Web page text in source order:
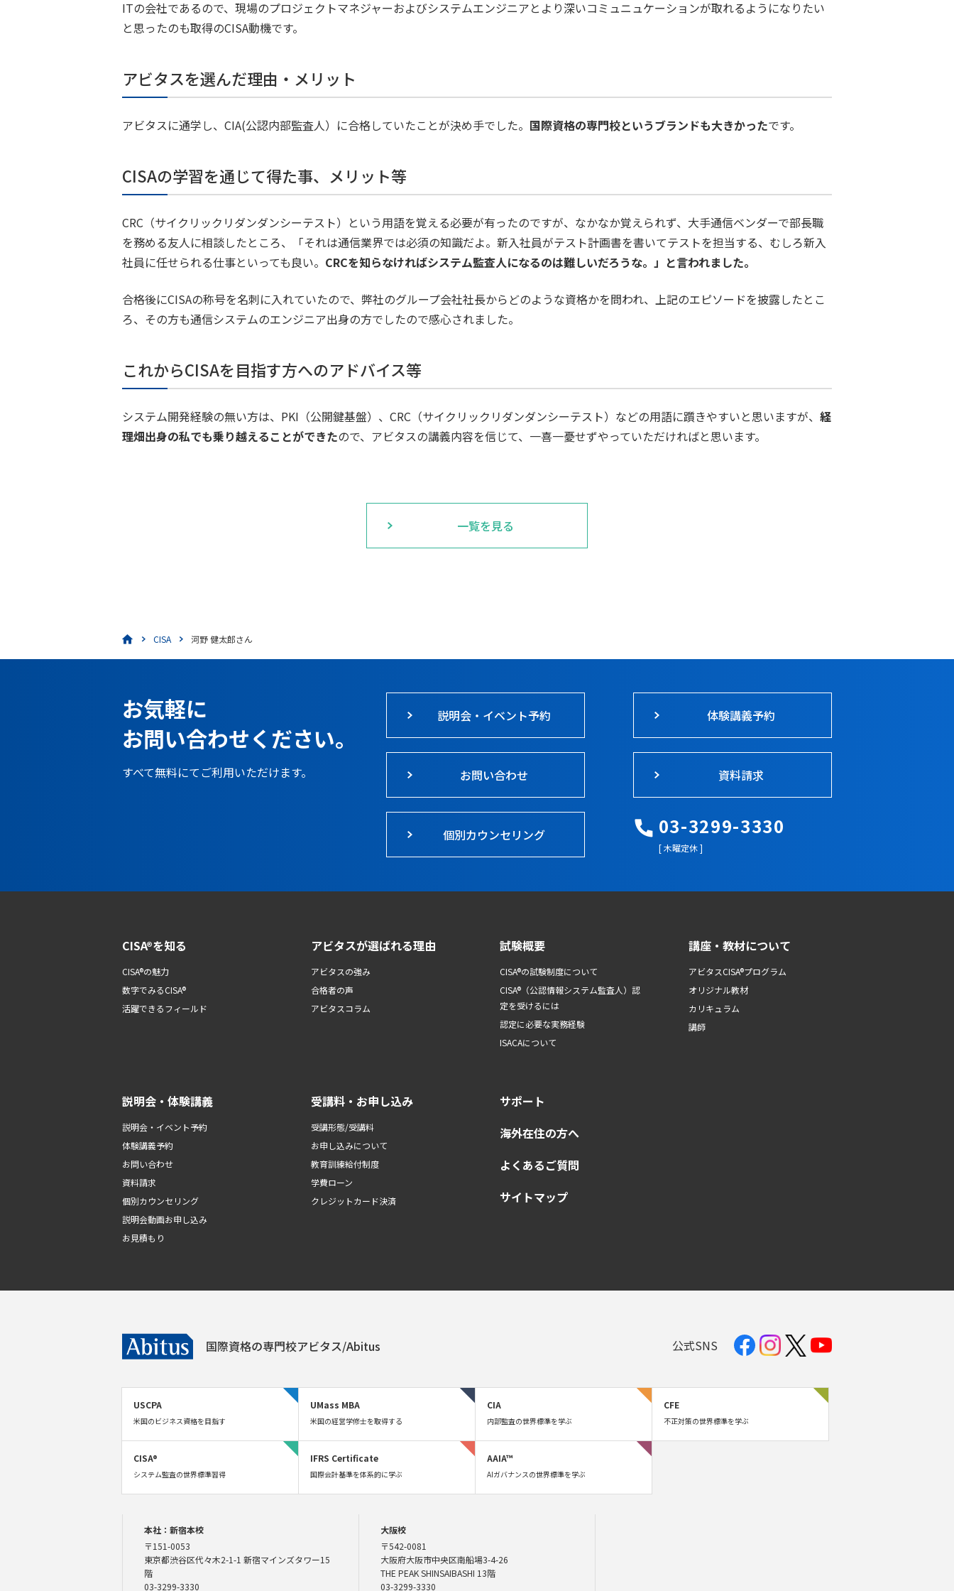
ITの会社であるので、現場のプロジェクトマネジャーおよびシステムエンジニアとより深いコミュニュケーションが取れるようになりたい
と思ったのも取得のCISA動機です。
アビタスを選んだ理由・メリット
アビタスに通学し、CIA(公認内部監査人）に合格していたことが決め手でした。 国際資格の専門校というブランドも大きかったです。
CISAの学習を通じて得た事、メリット等
CRC（サイクリックリダンダンシーテスト）という用語を覚える必要が有ったのですが、なかなか覚えられず、大手通信ベンダーで部長職
を務める友人に相談したところ、「それは通信業界では必須の知識だよ。新入社員がテスト計画書を書いてテストを担当する、むしろ新入
社員に任せられる仕事といっても良い。 CRCを知らなければシステム監査人になるのは難しいだろうな。」と言われました。
合格後にCISAの称号を名刺に入れていたので、弊社のグループ会社社長からどのような資格かを問われ、上記のエピソードを披露したとこ
ろ、その方も通信システムのエンジニア出身の方でしたので感心されました。
これからCISAを目指す方へのアドバイス等
システム開発経験の無い方は、PKI（公開鍵基盤）、CRC（サイクリックリダンダンシーテスト）などの用語に躓きやすいと思いますが、 経
理畑出身の私でも乗り越えることができたので、アビタスの講義内容を信じて、一喜一憂せずやっていただければと思います。
一覧を見る
CISA 河野 健太郎さん
お気軽に
お問い合わせください。
すべて無料にてご利用いただけます。
説明会・イベント予約 体験講義予約
お問い合わせ 資料請求
個別カウンセリング 03-3299-3330
[ 木曜定休 ]
CISA®を知る
CISA®の魅力
数字でみるCISA®
活躍できるフィールド
アビタスが選ばれる理由
アビタスの強み
合格者の声
アビタスコラム
試験概要
CISA®の試験制度について
CISA®（公認情報システム監査人）認
定を受けるには
認定に必要な実務経験
ISACAについて
講座・教材について
アビタスCISA®プログラム
オリジナル教材
カリキュラム
講師
説明会・体験講義
説明会・イベント予約
体験講義予約
お問い合わせ
資料請求
個別カウンセリング
説明会動画お申し込み
お見積もり
受講料・お申し込み
受講形態/受講料
お申し込みについて
教育訓練給付制度
学費ローン
クレジットカード決済
サポート
海外在住の方へ
よくあるご質問
サイトマップ
国際資格の専門校アビタス/Abitus 公式SNS
USCPA
米国のビジネス資格を目指す
UMass MBA
米国の経営学修士を取得する
CIA
内部監査の世界標準を学ぶ
CFE
不正対策の世界標準を学ぶ
CISA®
システム監査の世界標準習得
IFRS Certificate
国際会計基準を体系的に学ぶ
AAIA™
AIガバナンスの世界標準を学ぶ
本社：新宿本校
〒151-0053
東京都渋谷区代々木2-1-1 新宿マインズタワー15
階
03-3299-3330
大阪校
〒542-0081
大阪府大阪市中央区南船場3-4-26
THE PEAK SHINSAIBASHI 13階
03-3299-3330